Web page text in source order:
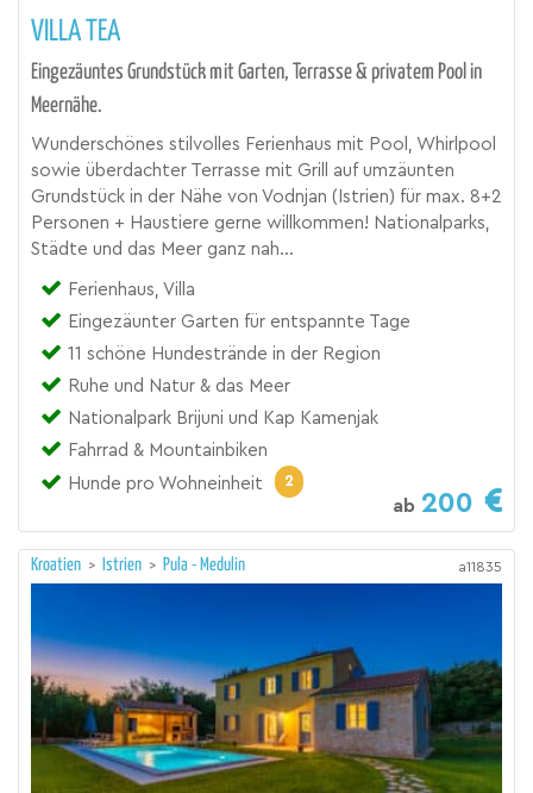
VILLA TEA
Eingezäuntes Grundstück mit Garten, Terrasse & privatem Pool in
Meernähe.
Wunderschönes stilvolles Ferienhaus mit Pool, Whirlpool
sowie überdachter Terrasse mit Grill auf umzäunten
Grundstück in der Nähe von Vodnjan (Istrien) für max. 8+2
Personen + Haustiere gerne willkommen! Nationalparks,
Städte und das Meer ganz nah...
Ferienhaus, Villa
Eingezäunter Garten für entspannte Tage
11 schöne Hundestrände in der Region
Ruhe und Natur & das Meer
Nationalpark Brijuni und Kap Kamenjak
Fahrrad & Mountainbiken
Hunde pro Wohneinheit
2
ab 200
Kroatien > Istrien > Pula - Medulin a11835